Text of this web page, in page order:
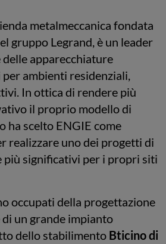
metalmeccanica fondata
gruppo Legrand, è un leader
apparecchiature
ambienti residenziali,
In ottica di rendere più
il proprio modello di
ha scelto ENGIE come
realizzare uno dei progetti di
più significativi per i propri siti
occupati della progettazione
di un grande impianto
dello stabilimento Bticino di